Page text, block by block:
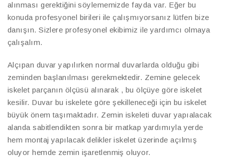
alınması gerektiğini söylememizde fayda var. Eğer bu
konuda profesyonel birileri ile çalışmıyorsanız lütfen bize
danışın. Sizlere profesyonel ekibimiz ile yardımcı olmaya
çalışalım.
Alçıpan duvar yapılırken normal duvarlarda olduğu gibi
zeminden başlanılması gerekmektedir. Zemine gelecek
iskelet parçanın ölçüsü alınarak , bu ölçüye göre iskelet
kesilir. Duvar bu iskelete göre şekilleneceği için bu iskelet
büyük önem taşımaktadır. Zemin iskeleti duvar yapıalacak
alanda sabitlendikten sonra bir matkap yardımıyla yerde
hem montaj yapılacak delikler iskelet üzerinde açılmış
oluyor hemde zemin işaretlenmiş oluyor.